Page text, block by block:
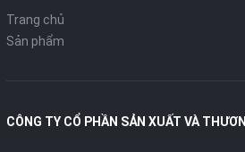
Trang chủ
Sản phẩm
CÔNG TY CỔ PHẦN SẢN XUẤT VÀ